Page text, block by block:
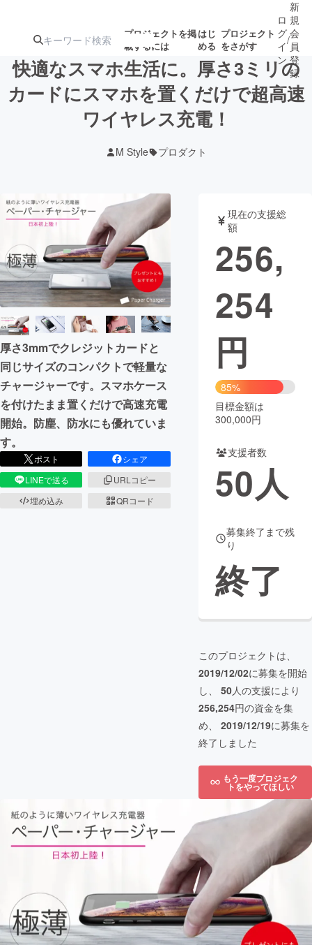
プロジェクトを掲
載するには
はじ
める
プロジェクト
をさがす
注目のリ 注目の新着プロ募集終了が近いプ
テクノロジー・ガジェット
映像・映画 書籍・雑誌
ビジネス・起業 チャレンジ
まちづくり・地域活性化
CAMPFIRE for Social Good
CAMPFIRE Creation
CAMPFIREふるさと納税machi-ya コミュニティ
ロ
グ
イ
ン
/
新
規
会
員
登
録
快適なスマホ生活に。厚さ3ミリの
カードにスマホを置くだけで超高速
ワイヤレス充電！
M Style プロダクト
厚さ3mmでクレジットカードと
同じサイズのコンパクトで軽量な
チャージャーです。スマホケース
を付けたまま置くだけで高速充電
開始。防塵、防水にも優れていま
す。
ポスト
シェア
LINEで送る
URLコピー
埋め込み
QRコード
現在の支援総
額
256,
254
円
85%
目標金額は
300,000円
支援者数
50人
募集終了まで残
り
終了
このプロジェクトは、
2019/12/02に募集を開始
し、 50人の支援により
256,254円の資金を集
め、 2019/12/19に募集を
終了しました
もう一度プロジェク
トをやってほしい